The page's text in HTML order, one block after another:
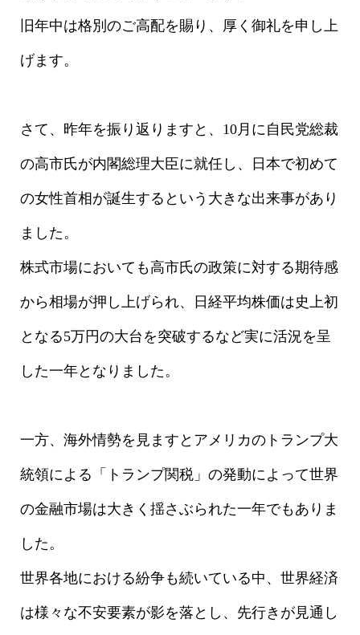
旧年中は格別のご高配を賜り、厚く御礼を申し上
げます。
さて、昨年を振り返りますと、10月に自民党総裁
の高市氏が内閣総理大臣に就任し、日本で初めて
の女性首相が誕生するという大きな出来事があり
ました。
株式市場においても高市氏の政策に対する期待感
から相場が押し上げられ、日経平均株価は史上初
となる5万円の大台を突破するなど実に活況を呈
した一年となりました。
一方、海外情勢を見ますとアメリカのトランプ大
統領による「トランプ関税」の発動によって世界
の金融市場は大きく揺さぶられた一年でもありま
した。
世界各地における紛争も続いている中、世界経済
は様々な不安要素が影を落とし、先行きが見通し